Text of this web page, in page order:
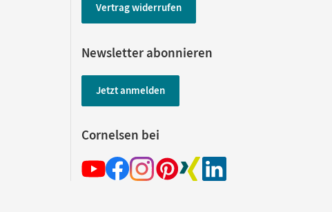
Vertrag widerrufen
Newsletter abonnieren
Jetzt anmelden
Cornelsen bei